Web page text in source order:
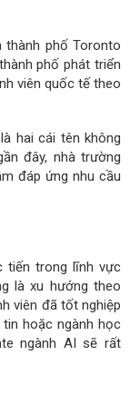
thành phố Toronto
phố phát triển
viên quốc tế theo
hai cái tên không
đây, nhà trường
đáp ứng nhu cầu
tiến trong lĩnh vực
là xu hướng theo
viên đã tốt nghiệp
hoặc ngành học
ngành AI sẽ rất